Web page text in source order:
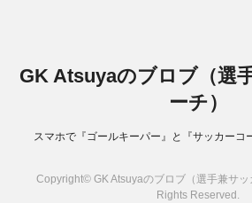
GK Atsuyaのブロブ（選
ーチ）
スマホで『ゴールキーパー』と『サッカーコ
Copyright© GK Atsuyaのブロブ（選手兼サッ
Rights Reserved.